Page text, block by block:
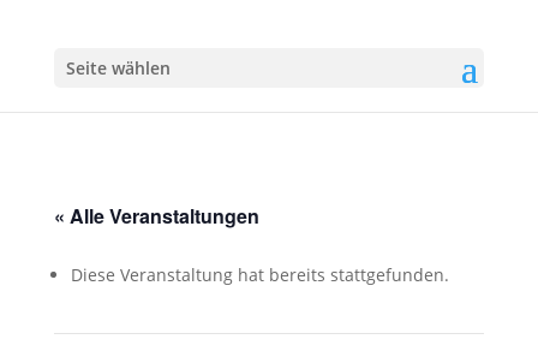
Seite wählen
« Alle Veranstaltungen
Diese Veranstaltung hat bereits stattgefunden.